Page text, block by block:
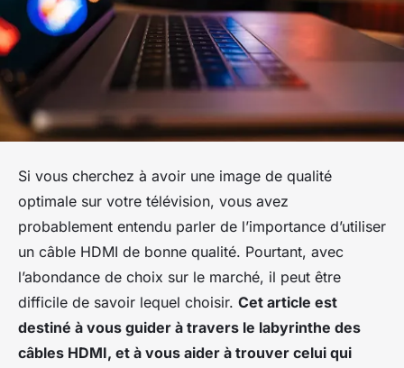
Si vous cherchez à avoir une image de qualité
optimale sur votre télévision, vous avez
probablement entendu parler de l’importance d’utiliser
un câble HDMI de bonne qualité. Pourtant, avec
l’abondance de choix sur le marché, il peut être
difficile de savoir lequel choisir. Cet article est
destiné à vous guider à travers le labyrinthe des
câbles HDMI, et à vous aider à trouver celui qui